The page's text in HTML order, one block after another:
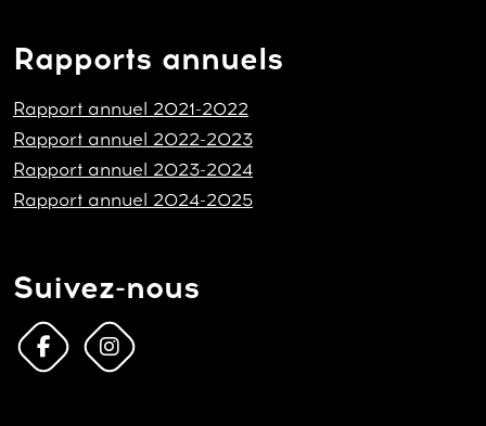
Rapports annuels
Rapport annuel 2021-2022
Rapport annuel 2022-2023
Rapport annuel 2023-2024
Rapport annuel 2024-2025
Suivez-nous